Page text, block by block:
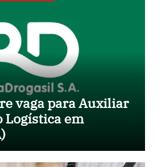
vaga para Auxiliar
Logística em